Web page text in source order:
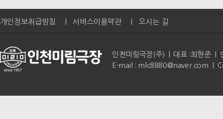
개인정보취급방침 서비스이용약관 오시는 길
인천미림극장(주) | 대표 :최현준 |
E-mail : mlc8880@naver.com |